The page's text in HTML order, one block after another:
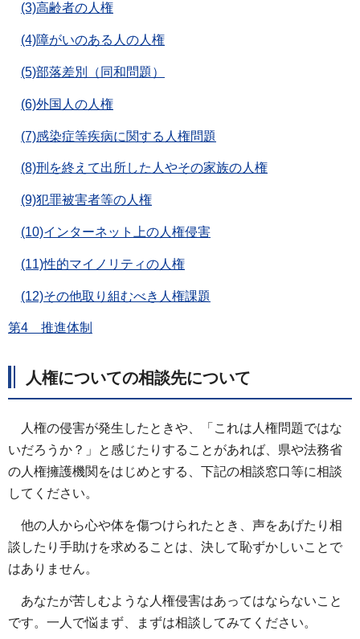
(3)高齢者の人権
(4)障がいのある人の人権
(5)部落差別（同和問題）
(6)外国人の人権
(7)感染症等疾病に関する人権問題
(8)刑を終えて出所した人やその家族の人権
(9)犯罪被害者等の人権
(10)インターネット上の人権侵害
(11)性的マイノリティの人権
(12)その他取り組むべき人権課題
第4 推進体制
人権についての相談先について
人権の侵害が発生したときや、「これは人権問題ではな
いだろうか？」と感じたりすることがあれば、県や法務省
の人権擁護機関をはじめとする、下記の相談窓口等に相談
してください。
他の人から心や体を傷つけられたとき、声をあげたり相
談したり手助けを求めることは、決して恥ずかしいことで
はありません。
あなたが苦しむような人権侵害はあってはならないこと
です。一人で悩まず、まずは相談してみてください。